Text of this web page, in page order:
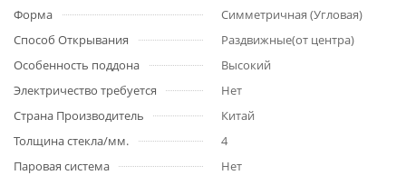
Форма
Симметричная (Угловая)
Способ Открывания
Раздвижные(от центра)
Особенность поддона
Высокий
Электричество требуется
Нет
Страна Производитель
Китай
Толщина стекла/мм.
4
Паровая система
Нет